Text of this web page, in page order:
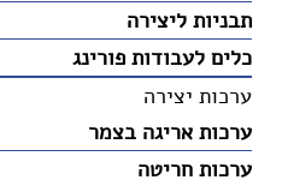
תבניות ליצירה
כלים לעבודות פורינג
ערכות יצירה
ערכות אריגה בצמר
ערכות חריטה